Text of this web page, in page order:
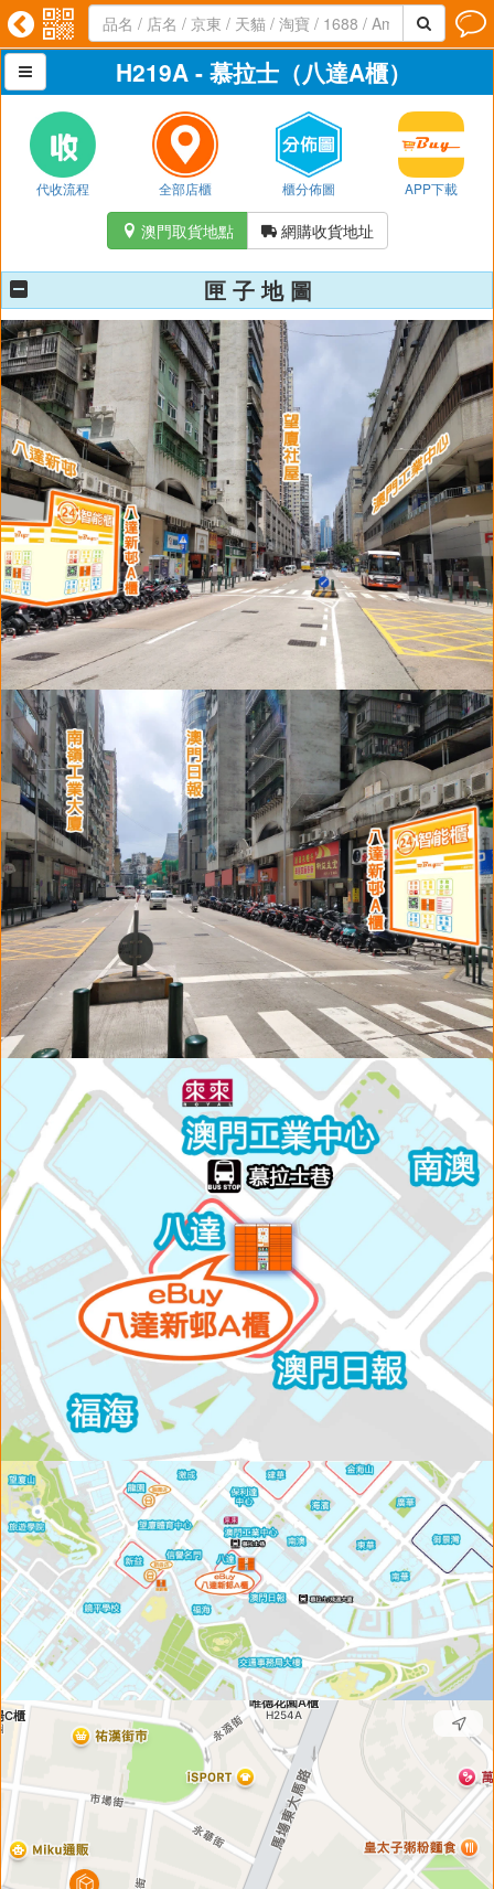
   
 H219A - 慕拉士（八達A櫃）
代收流程 全部店櫃 櫃分佈圖 APP下載
 澳門取貨地點 網購收貨地址
匣 子 地 圖